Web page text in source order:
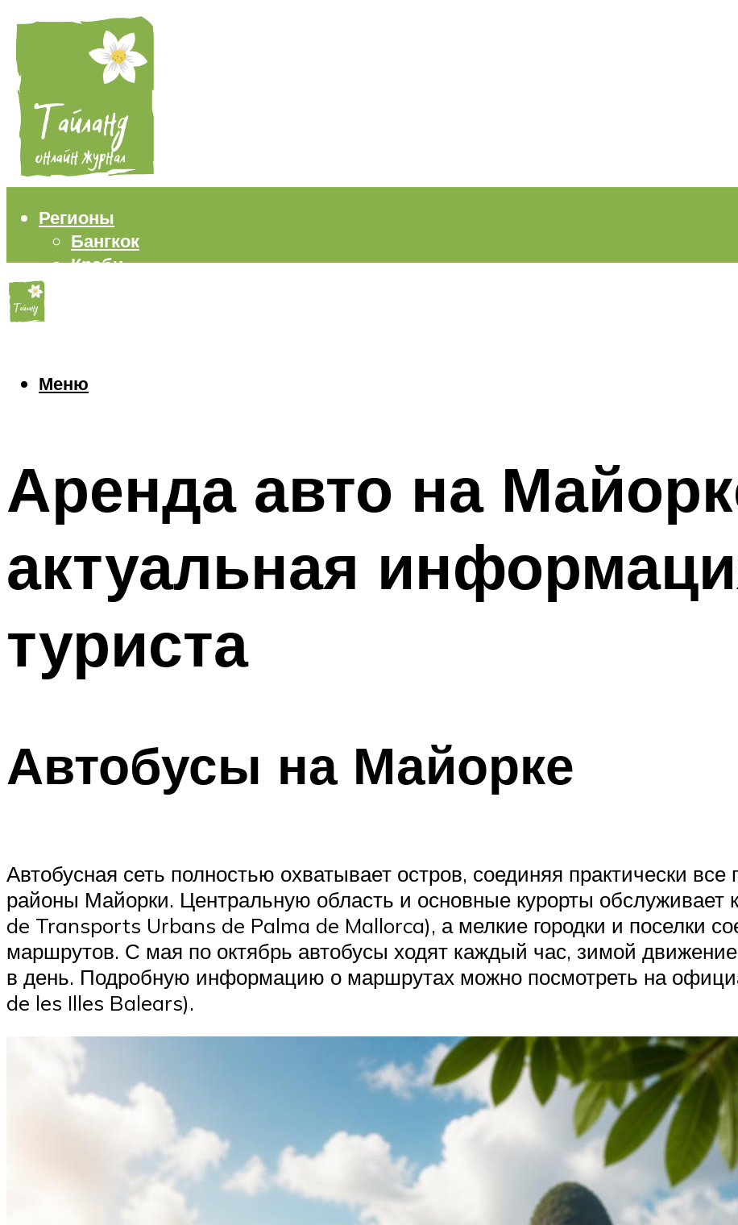
Регионы
Бангкок
Краби
Еда
Меню
Меню
Аренда авто на
актуальная
туриста
Автобусы на Майорке
Автобусная сеть полностью охватывает остров, соединяя практически
районы Майорки. Центральную область и основные курорты обслуживает
de Transports Urbans de Palma de Mallorca), а мелкие городки и поселки
маршрутов. С мая по октябрь автобусы ходят каждый час, зимой
в день. Подробную информацию о маршрутах можно посмотреть на
de les Illes Balears).